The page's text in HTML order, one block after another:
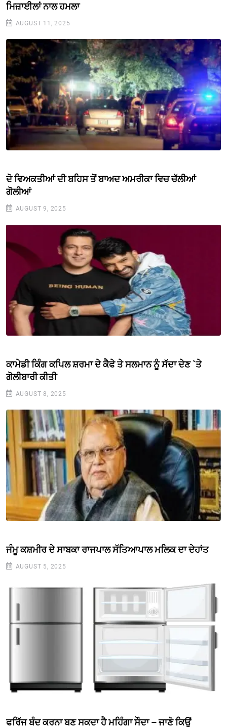
ਮਿਜ਼ਾਈਲਾਂ ਨਾਲ ਹਮਲਾ
AUGUST 11, 2025
ਦੋ ਵਿਅਕਤੀਆਂ ਦੀ ਬਹਿਸ ਤੋਂ ਬਾਅਦ ਅਮਰੀਕਾ ਵਿਚ ਚੱਲੀਆਂ
ਗੋਲੀਆਂ
AUGUST 9, 2025
ਕਾਮੇਡੀ ਕਿੰਗ ਕਪਿਲ ਸ਼ਰਮਾ ਦੇ ਕੈਫੇ ਤੇ ਸਲਮਾਨ ਨੂੰ ਸੱਦਾ ਦੇਣ `ਤੇ
ਗੋਲੀਬਾਰੀ ਕੀਤੀ
AUGUST 8, 2025
ਜੰਮੂ ਕਸ਼ਮੀਰ ਦੇ ਸਾਬਕਾ ਰਾਜਪਾਲ ਸੱਤਿਆਪਾਲ ਮਲਿਕ ਦਾ ਦੇਹਾਂਤ
AUGUST 5, 2025
ਫਰਿੱਜ ਬੰਦ ਕਰਨਾ ਬਣ ਸਕਦਾ ਹੈ ਮਹਿੰਗਾ ਸੌਦਾ – ਜਾਣੋ ਕਿਉਂ